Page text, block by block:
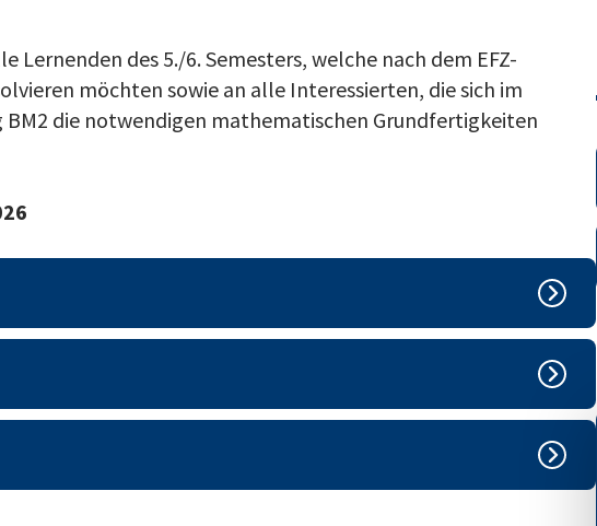
Lernenden des 5./6. Semesters, welche nach dem EFZ-
möchten sowie an alle Interessierten, die sich im
die notwendigen mathematischen Grundfertigkeiten
mathematischen Grundfertigkeiten für die
Themen werden behandelt:
(unabhängig des gewählten Wahlpflichtfachs und der
welche sich auf die Aufnahmeprüfung BM2 vorbereiten